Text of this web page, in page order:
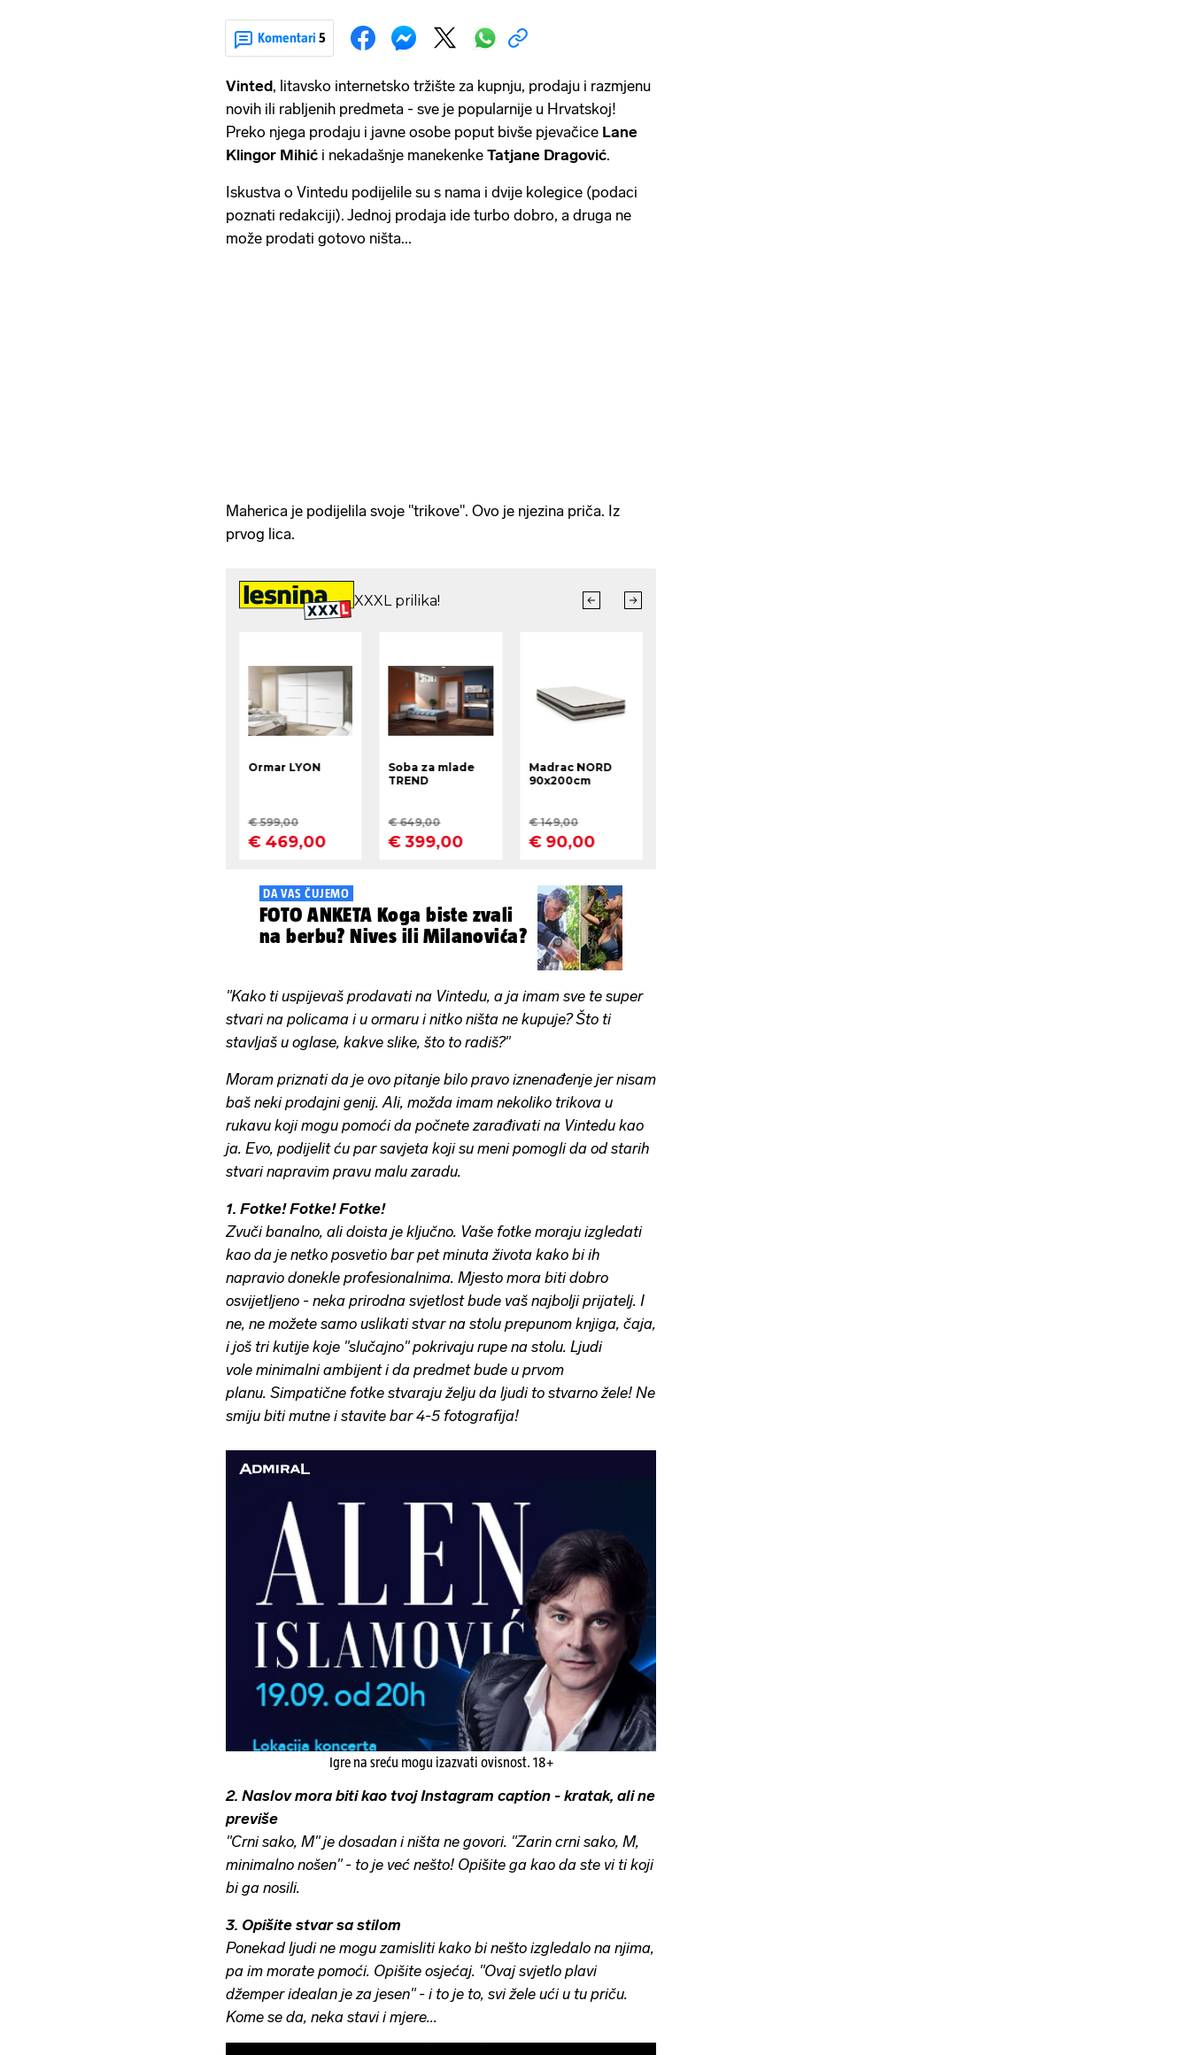
Komentari 5
Vinted, litavsko internetsko tržište za kupnju, prodaju i razmjenu
novih ili rabljenih predmeta - sve je popularnije u Hrvatskoj!
Preko njega prodaju i javne osobe poput bivše pjevačice Lane
Klingor Mihić i nekadašnje manekenke Tatjane Dragović.
Iskustva o Vintedu podijelile su s nama i dvije kolegice (podaci
poznati redakciji). Jednoj prodaja ide turbo dobro, a druga ne
može prodati gotovo ništa...
Maherica je podijelila svoje "trikove". Ovo je njezina priča. Iz
prvog lica.
DA VAS ČUJEMO
FOTO ANKETA Koga biste zvali
na berbu? Nives ili Milanovića?
"Kako ti uspijevaš prodavati na Vintedu, a ja imam sve te super
stvari na policama i u ormaru i nitko ništa ne kupuje? Što ti
stavljaš u oglase, kakve slike, što to radiš?"
Moram priznati da je ovo pitanje bilo pravo iznenađenje jer nisam
baš neki prodajni genij. Ali, možda imam nekoliko trikova u
rukavu koji mogu pomoći da počnete zarađivati na Vintedu kao
ja. Evo, podijelit ću par savjeta koji su meni pomogli da od starih
stvari napravim pravu malu zaradu.
1. Fotke! Fotke! Fotke!
Zvuči banalno, ali doista je ključno. Vaše fotke moraju izgledati
kao da je netko posvetio bar pet minuta života kako bi ih
napravio donekle profesionalnima. Mjesto mora biti dobro
osvijetljeno - neka prirodna svjetlost bude vaš najbolji prijatelj. I
ne, ne možete samo uslikati stvar na stolu prepunom knjiga, čaja,
i još tri kutije koje "slučajno" pokrivaju rupe na stolu. Ljudi
vole minimalni ambijent i da predmet bude u prvom
planu. Simpatične fotke stvaraju želju da ljudi to stvarno žele! Ne
smiju biti mutne i stavite bar 4-5 fotografija!
Igre na sreću mogu izazvati ovisnost. 18+
2. Naslov mora biti kao tvoj Instagram caption - kratak, ali ne
previše
"Crni sako, M" je dosadan i ništa ne govori. "Zarin crni sako, M,
minimalno nošen" - to je već nešto! Opišite ga kao da ste vi ti koji
bi ga nosili.
3. Opišite stvar sa stilom
Ponekad ljudi ne mogu zamisliti kako bi nešto izgledalo na njima,
pa im morate pomoći. Opišite osjećaj. "Ovaj svjetlo plavi
džemper idealan je za jesen" - i to je to, svi žele ući u tu priču.
Kome se da, neka stavi i mjere...